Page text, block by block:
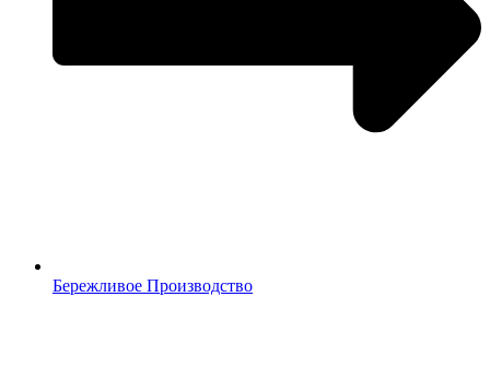
Бережливое Производство